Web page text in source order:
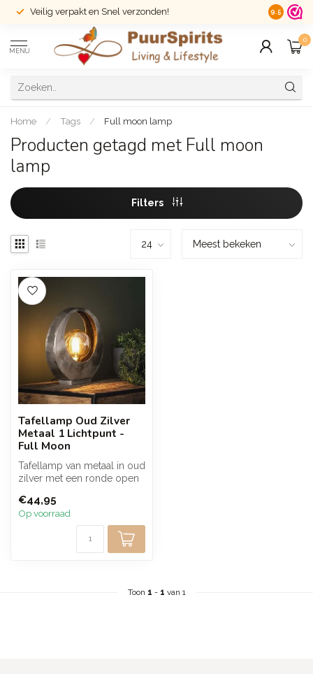
Veilig verpakt en Snel verzonden! 14 dagen
9.5
MENU
0
Home / Tags / Full moon lamp
Producten getagd met Full moon
lamp
Filters
Tafellamp Oud Zilver
Metaal 1 Lichtpunt -
Full Moon
Tafellamp van metaal in oud
zilver met een ronde open
c...
€44,95
Op voorraad
Toon 1 - 1 van 1